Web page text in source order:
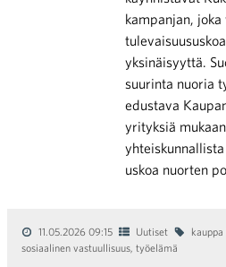
kampanjan, joka
yksinäisyyttä.
suurinta nuoria
edustava
yrityksiä
uskoa nuorten
11.05.2026 09:15 Uutiset
sosiaalinen vastuullisuus, työelämä